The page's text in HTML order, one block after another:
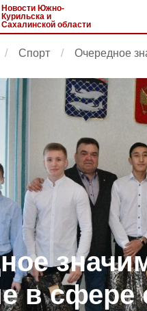
Новости Южно-
Курильска и
Сахалинской области
Спорт Очередное
в сфере